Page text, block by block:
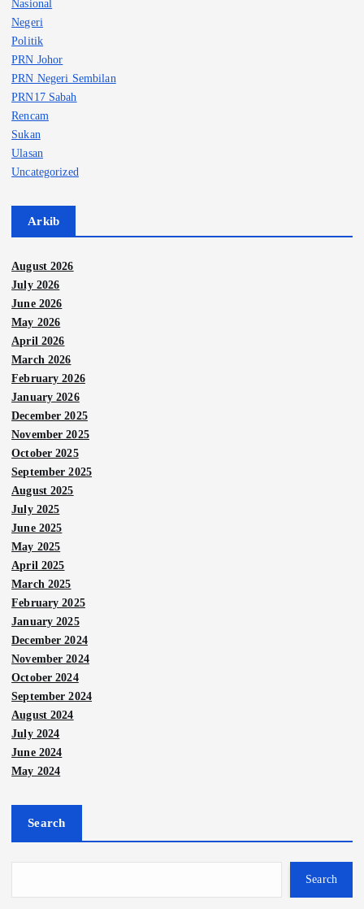
Nasional
Negeri
Politik
PRN Johor
PRN Negeri Sembilan
PRN17 Sabah
Rencam
Sukan
Ulasan
Uncategorized
Arkib
August 2026
July 2026
June 2026
May 2026
April 2026
March 2026
February 2026
January 2026
December 2025
November 2025
October 2025
September 2025
August 2025
July 2025
June 2025
May 2025
April 2025
March 2025
February 2025
January 2025
December 2024
November 2024
October 2024
September 2024
August 2024
July 2024
June 2024
May 2024
Search
Search
Kesa
tuan
dok-
baw
ri
Nege
Lan
gkah